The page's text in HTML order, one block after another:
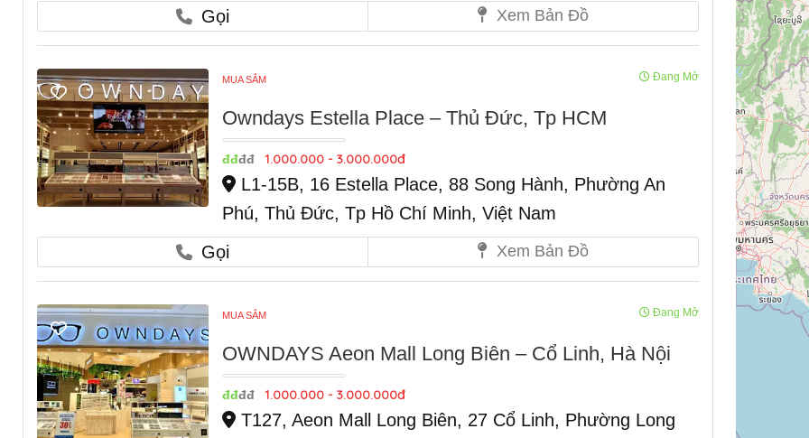
Gọi
Xem Bản Đồ
MUA SẮM Đang Mở
Owndays Estella Place – Thủ Đức, Tp HCM
đđđđ 1.000.000 - 3.000.000đ
L1-15B, 16 Estella Place, 88 Song Hành, Phường An
Phú, Thủ Đức, Tp Hồ Chí Minh, Việt Nam
Gọi
Xem Bản Đồ
MUA SẮM Đang Mở
OWNDAYS Aeon Mall Long Biên – Cổ Linh, Hà Nội
đđđđ 1.000.000 - 3.000.000đ
T127, Aeon Mall Long Biên, 27 Cổ Linh, Phường Long